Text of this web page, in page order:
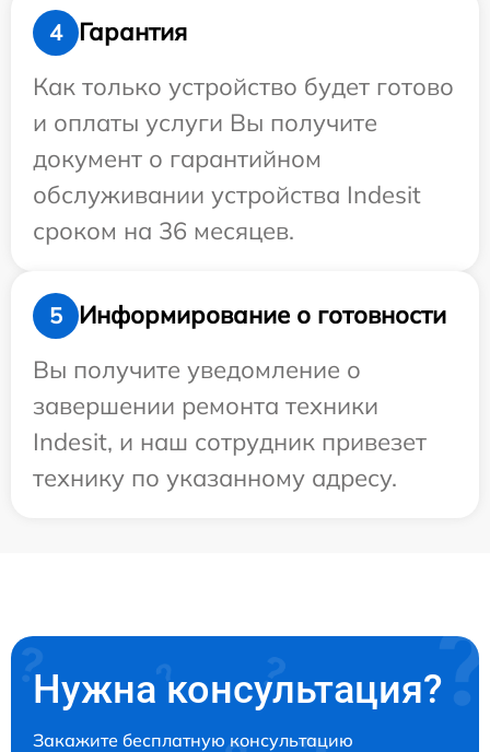
4
Гарантия
Как только устройство будет готово
и оплаты услуги Вы получите
документ о гарантийном
обслуживании устройства Indesit
сроком на 36 месяцев.
5
Информирование о готовности
Вы получите уведомление о
завершении ремонта техники
Indesit, и наш сотрудник привезет
технику по указанному адресу.
Нужна консультация?
Закажите бесплатную консультацию